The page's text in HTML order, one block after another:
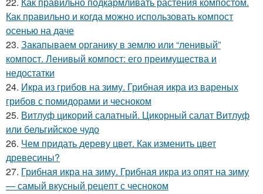
Как правильно и когда можно использовать компост
осенью на даче
23. Закапываем органику в землю или “ленивый”
компост. Ленивый компост: его преимущества и
недостатки
24. Икра из грибов на зиму. Грибная икра из вареных
грибов с помидорами и чесноком
25. Витлуф цикорий салатный. Цикорный салат Витлуф
или бельгийское чудо
26. Чем придать дереву цвет. Как изменить цвет
древесины?
27. Грибная икра на зиму. Грибная икра из опят на зиму
— самый вкусный рецепт с чесноком